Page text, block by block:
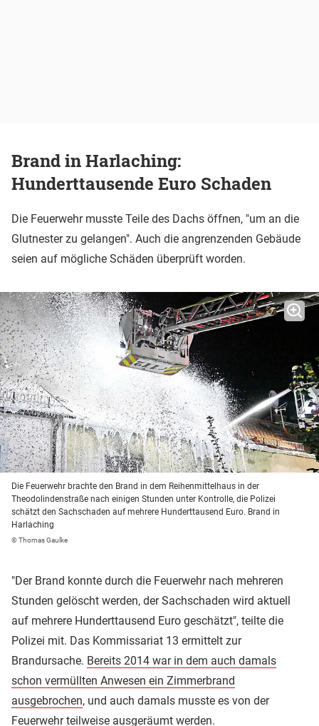
Brand in Harlaching:
Hunderttausende Euro Schaden
Die Feuerwehr musste Teile des Dachs öffnen, "um an die
Glutnester zu gelangen". Auch die angrenzenden Gebäude
seien auf mögliche Schäden überprüft worden.
Die Feuerwehr brachte den Brand in dem Reihenmittelhaus in der
Theodolindenstraße nach einigen Stunden unter Kontrolle, die Polizei
schätzt den Sachschaden auf mehrere Hunderttausend Euro. Brand in
Harlaching
© Thomas Gaulke
"Der Brand konnte durch die Feuerwehr nach mehreren
Stunden gelöscht werden, der Sachschaden wird aktuell
auf mehrere Hunderttausend Euro geschätzt", teilte die
Polizei mit. Das Kommissariat 13 ermittelt zur
Brandursache. Bereits 2014 war in dem auch damals
schon vermüllten Anwesen ein Zimmerbrand
ausgebrochen, und auch damals musste es von der
Feuerwehr teilweise ausgeräumt werden.